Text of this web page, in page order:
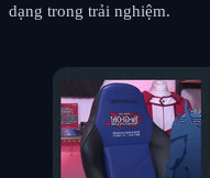
dạng trong trải nghiệm.